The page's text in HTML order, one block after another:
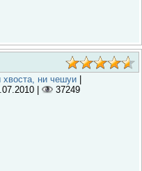
хвоста, ни чешуи
37249